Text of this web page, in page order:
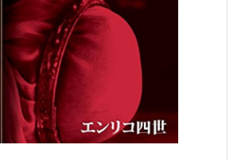
The Conviction [VHS]
出版社/メーカー:
Fox Lorber
発売日:1997/03/25
メディア:VHS
クリック: 4回